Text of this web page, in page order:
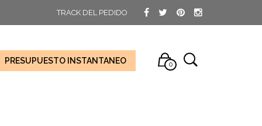
TRACK DEL PEDIDO
PRESUPUESTO INSTANTANEO 0